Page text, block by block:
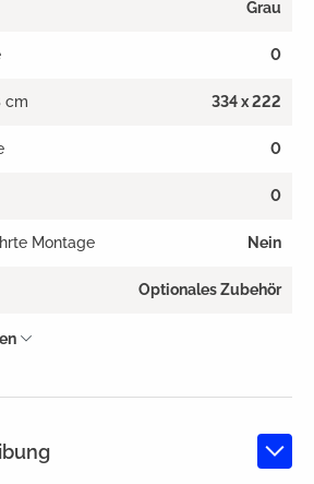
Grau
0
cm 334 x 222
0
0
Montage Nein
Optionales Zubehör